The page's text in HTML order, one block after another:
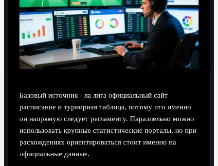
Базовый источник - ла лига официальный сайт
расписание и турнирная таблица, потому что именно
он напрямую следует регламенту. Параллельно можно
использовать крупные статистические порталы, но при
расхождениях ориентироваться стоит именно на
официальные данные.